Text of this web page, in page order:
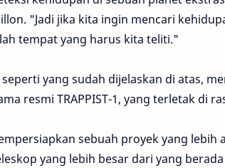
"Jadi jika kita ingin mencari
tempat yang harus kita teliti."
yang sudah dijelaskan di atas,
resmi TRAPPIST-1, yang terletak di
sebuah proyek yang
yang lebih besar dari yang